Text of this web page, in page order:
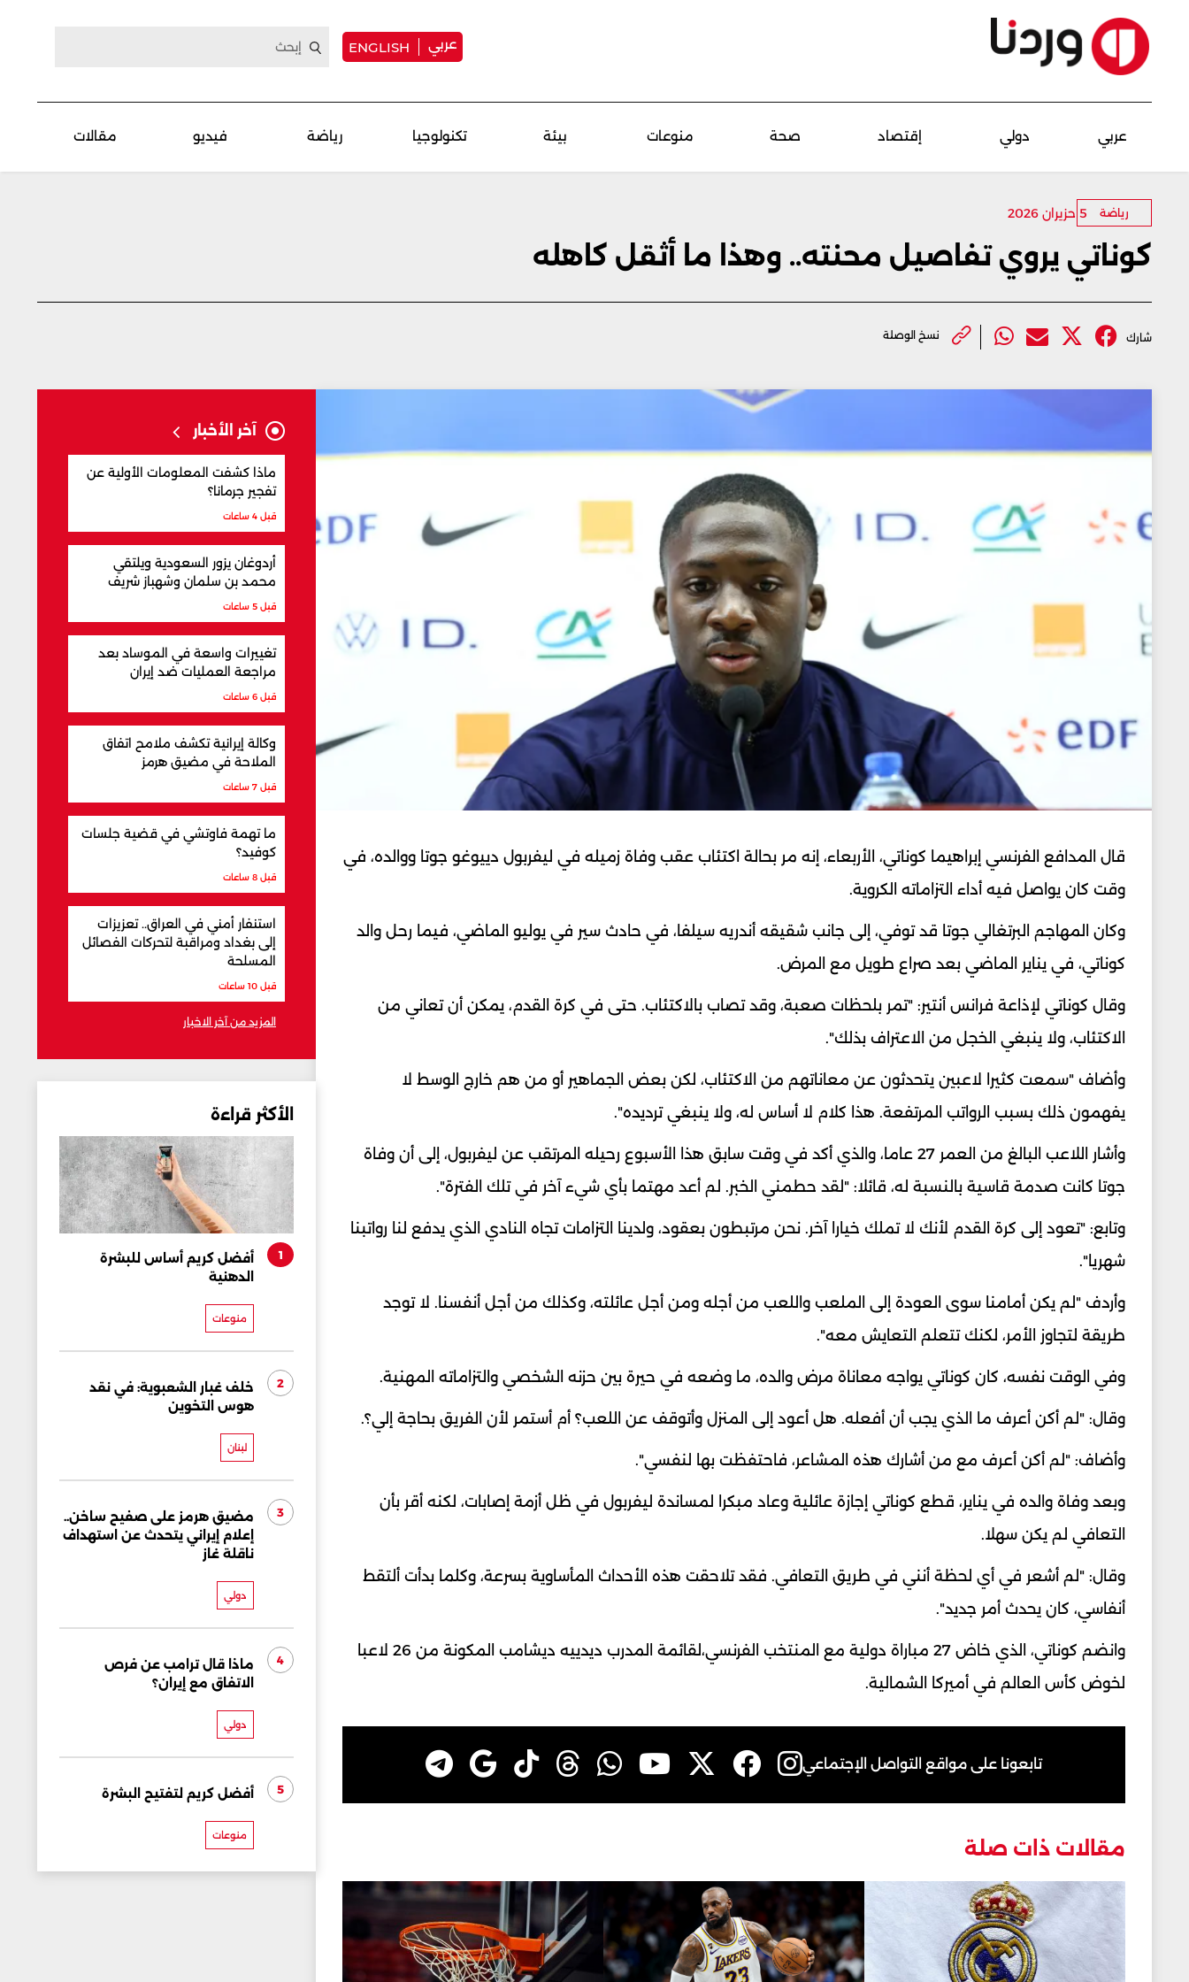
عربي ENGLISH
عربي دولي إقتصاد صحة منوعات بيئة تكنولوجيا رياضة فيديو مقالات
رياضة 5 حزيران 2026
كوناتي يروي تفاصيل محنته.. وهذا ما أثقل كاهله
شارك نسخ الوصلة
قال المدافع الفرنسي إبراهيما كوناتي، ​الأربعاء، إنه مر بحالة اكتئاب عقب وفاة زميله في ليفربول دييوغو جوتا ووالده، ​في
وقت كان يواصل فيه أداء ⁠التزاماته الكروية.
وكان المهاجم البرتغالي جوتا قد توفي، إلى جانب شقيقه أندريه سيلفا، في حادث سير في يوليو الماضي، فيما رحل والد
كوناتي، في يناير الماضي بعد صراع طويل مع المرض.
وقال ​كوناتي لإذاعة فرانس أنتير: "تمر بلحظات صعبة، وقد تصاب بالاكتئاب. حتى في كرة القدم، يمكن أن ‌تعاني من
الاكتئاب، ولا ينبغي الخجل من الاعتراف بذلك".
وأضاف "سمعت كثيرا لاعبين يتحدثون عن معاناتهم من الاكتئاب، لكن بعض ‌الجماهير أو من هم ‌خارج الوسط لا
يفهمون ذلك بسبب الرواتب المرتفعة. هذا كلام لا أساس له، ولا ينبغي ترديده".
وأشار اللاعب البالغ من العمر 27 عاما، والذي أكد في وقت سابق هذا الأسبوع رحيله المرتقب عن ليفربول، إلى أن وفاة
جوتا ‌كانت صدمة قاسية بالنسبة له، قائلا: "لقد حطمني ‌الخبر. لم أعد ⁠مهتما بأي شيء آخر في تلك الفترة".
وتابع: "تعود إلى كرة القدم لأنك لا تملك خيارا آخر. نحن مرتبطون بعقود، ولدينا التزامات تجاه النادي الذي يدفع لنا رواتبنا
شهريا".
وأردف "لم يكن أمامنا سوى ⁠العودة إلى الملعب ‌واللعب من أجله ومن أجل عائلته، وكذلك من أجل أنفسنا. لا توجد
⁠طريقة لتجاوز الأمر، لكنك تتعلم التعايش معه".
وفي الوقت نفسه، كان كوناتي ⁠يواجه معاناة مرض والده، ما وضعه في حيرة بين حزنه الشخصي والتزاماته المهنية.
وقال: "لم أكن أعرف ما الذي ​يجب أن أفعله. هل ⁠أعود إلى المنزل وأتوقف عن ​اللعب؟ أم أستمر لأن الفريق بحاجة إلي؟.
وأضاف: "لم أكن أعرف مع من أشارك هذه المشاعر، فاحتفظت بها لنفسي".
وبعد وفاة والده في ​يناير، قطع كوناتي إجازة عائلية وعاد مبكرا لمساندة ليفربول في ظل أزمة إصابات، لكنه أقر بأن
التعافي لم يكن سهلا.
وقال: "لم أشعر في أي لحظة أنني في طريق التعافي. فقد تلاحقت هذه الأحداث المأساوية بسرعة، وكلما ​بدأت ‌ألتقط
أنفاسي، كان يحدث أمر جديد".
وانضم كوناتي، الذي خاض 27 مباراة دولية مع المنتخب الفرنسي،لقائمة ​المدرب ديدييه ديشامب المكونة من 26 لاعبا
لخوض كأس العالم في أميركا الشمالية.
تابعونا على مواقع التواصل الإجتماعي
مقالات ذات صلة
آخر الأخبار
ماذا كشفت المعلومات الأولية عن
تفجير جرمانا؟
قبل 4 ساعات
أردوغان يزور السعودية ويلتقي
محمد بن سلمان وشهباز شريف
قبل 5 ساعات
تغييرات واسعة في الموساد بعد
مراجعة العمليات ضد إيران
قبل 6 ساعات
وكالة إيرانية تكشف ملامح اتفاق
الملاحة في مضيق هرمز
قبل 7 ساعات
ما تهمة فاوتشي في قضية جلسات
كوفيد؟
قبل 8 ساعات
استنفار أمني في العراق.. تعزيزات
إلى بغداد ومراقبة لتحركات الفصائل
المسلحة
قبل 10 ساعات
المزيد من آخر الاخبار
الأكثر قراءة
1
أفضل كريم أساس للبشرة
الدهنية
منوعات
2
خلف غبار الشعبوية: في نقد
هوس التخوين
لبنان
3
مضيق هرمز على صفيح ساخن..
إعلام إيراني يتحدث عن استهداف
ناقلة غاز
دولي
4
ماذا قال ترامب عن فرص
الاتفاق مع إيران؟
دولي
5 أفضل كريم لتفتيح البشرة
منوعات